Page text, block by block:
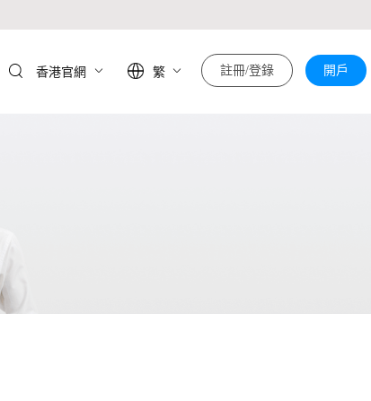
香港官網 繁 註冊/登錄 開戶